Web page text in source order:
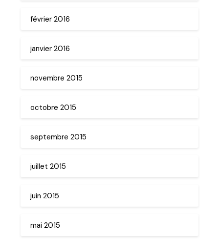
février 2016
janvier 2016
novembre 2015
octobre 2015
septembre 2015
juillet 2015
juin 2015
mai 2015